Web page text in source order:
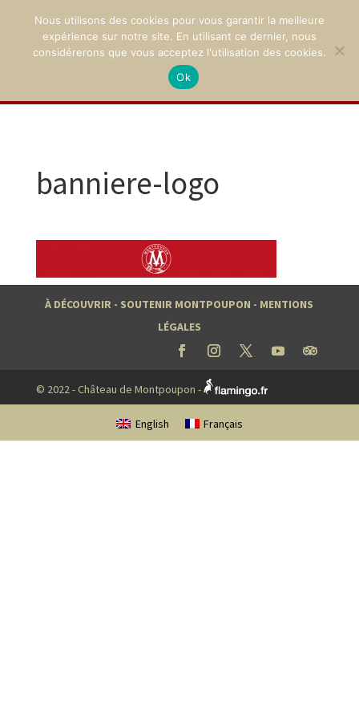
02 47 94 21 15
banniere-logo
À DÉCOUVRIR - SOUTENIR MONTPOUPON - MENTIONS
LÉGALES
© 2022 - Château de Montpoupon -
English Français
Nous utilisons des cookies pour vous garantir la meilleure
expérience sur notre site. En utilisant ce dernier, nous
considérerons que vous acceptez l'utilisation des cookies.
Ok